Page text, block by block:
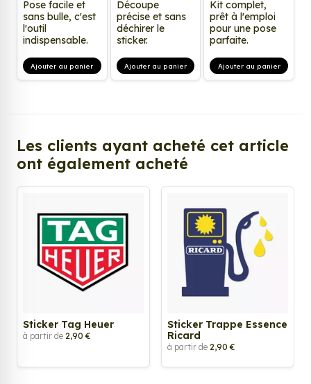
Pose facile et
sans bulle, c'est
l'outil
indispensable.
Ajouter au panier
Découpe
précise et sans
déchirer le
sticker.
Ajouter au panier
Kit complet,
prêt à l'emploi
pour une pose
parfaite.
Ajouter au panier
Les clients ayant acheté cet article
ont également acheté
Sticker Tag Heuer
à partir de 2,90 €
Sticker Trappe Essence
Ricard
à partir de 2,90 €